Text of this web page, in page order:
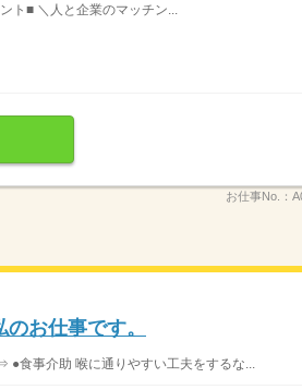
ト■ ＼人と企業のマッチン...
お仕事No.：
お仕事です。
食事介助 喉に通りやすい工夫をするな...